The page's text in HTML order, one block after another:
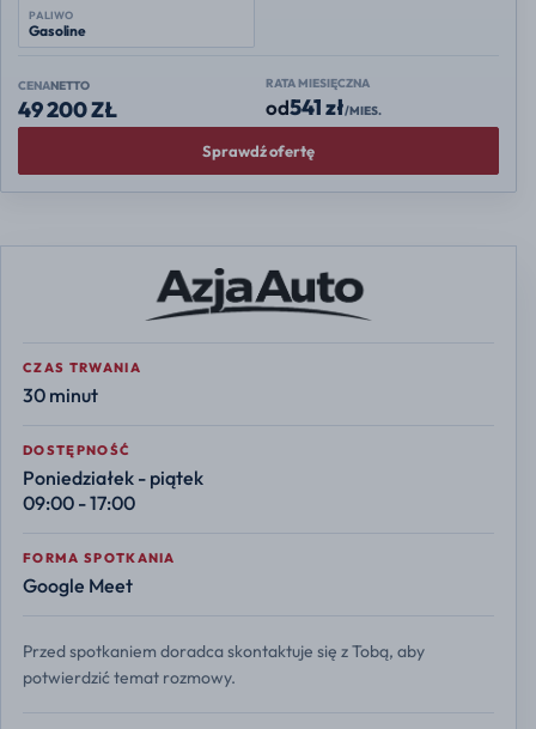
PALIWO
Gasoline
CENANETTO
49 200 ZŁ
RATA MIESIĘCZNA
od541 zł/MIES.
Sprawdź ofertę
CZAS TRWANIA
30 minut
DOSTĘPNOŚĆ
Poniedziałek - piątek
09:00 - 17:00
FORMA SPOTKANIA
Google Meet
Przed spotkaniem doradca skontaktuje się z Tobą, aby
potwierdzić temat rozmowy.